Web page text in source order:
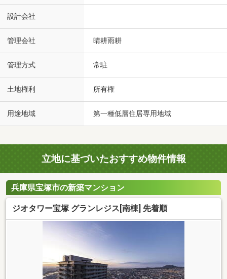
設計会社
管理会社 晴耕雨耕
管理方式 常駐
土地権利 所有権
用途地域 第一種低層住居専用地域
立地に基づいたおすすめ物件情報
兵庫県宝塚市の新築マンション
ジオタワー宝塚 グランレジス[南棟] 先着順